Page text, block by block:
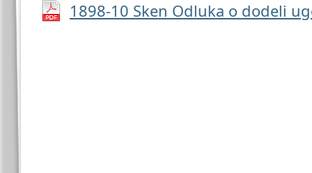
1898-10 Sken Odluka o dodeli